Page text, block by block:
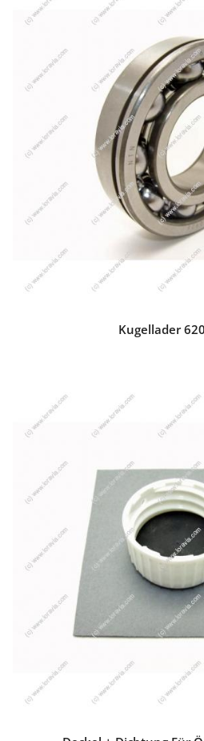
Kugellader